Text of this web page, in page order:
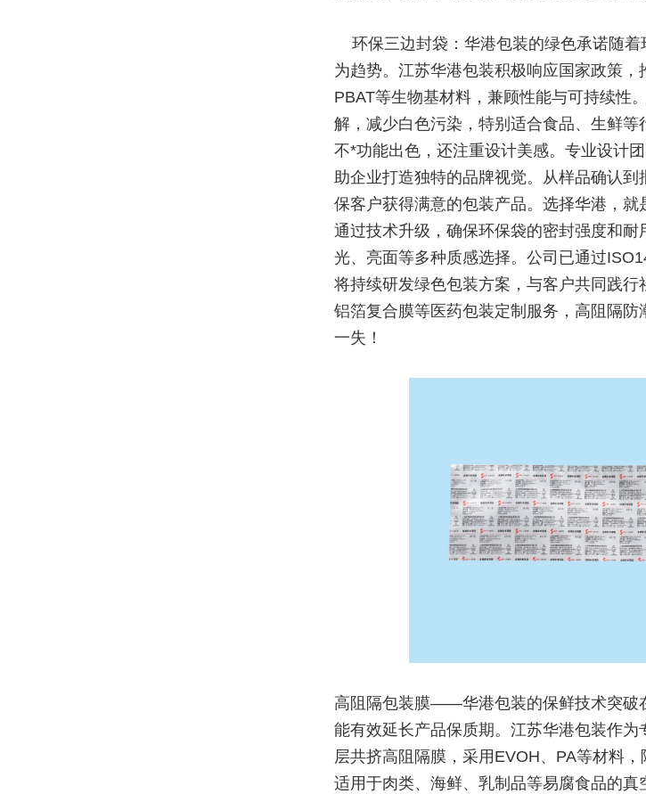
环保三边封袋：华港包装的绿色承诺随着
为趋势。江苏华港包装积极响应国家政策，
PBAT等生物基材料，兼顾性能与可持续性
解，减少白色污染，特别适合食品、生鲜
不*功能出色，还注重设计美感。专业设计
助企业打造独特的品牌视觉。从样品确认
保客户获得满意的包装产品。选择华港，
通过技术升级，确保环保袋的密封强度和
光、亮面等多种质感选择。公司已通过
将持续研发绿色包装方案，与客户共同践
铝箔复合膜等医药包装定制服务，高阻隔
一失！
高阻隔包装膜——华港包装的保鲜技术突破
能有效延长产品保质期。江苏华港包装作
层共挤高阻隔膜，采用EVOH、PA等材料，
适用于肉类、海鲜、乳制品等易腐食品的